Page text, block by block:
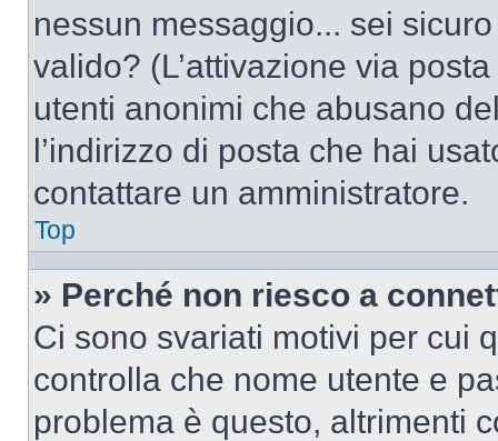
nessun messaggio... sei
valido? (L’attivazione via
utenti anonimi che abusano
l’indirizzo di posta che hai
contattare un amministratore.
Top
» Perché non riesco a
Ci sono svariati motivi per cui
controlla che nome utente e
problema è questo, altrimenti